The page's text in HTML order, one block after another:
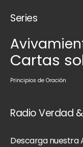
Series
Cartas
Principios de Oración
Radio Verdad
Descarga nuestra